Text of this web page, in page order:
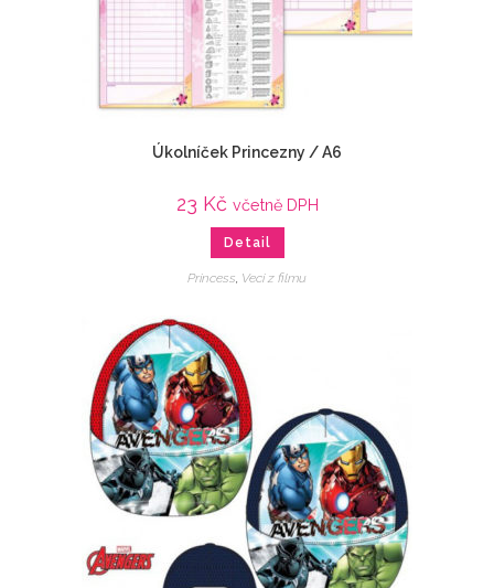
Úkolníček Princezny / A6
23 Kč včetně DPH
Detail
Princess Veci z filmu